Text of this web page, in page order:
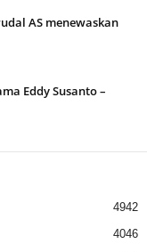
AS menewaskan
Eddy Susanto –
4942
4046